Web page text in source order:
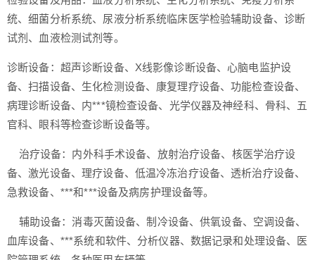
统、细菌分析系统、尿液分析系统临床医学检验辅助设备、诊断
试剂、血液检测试剂等。
诊断设备：超声诊断设备、X线影像诊断设备、心脑电监护设
备、扫描设备、生化检测设备、康复理疗设备、功能检查设备、
病理诊断设备、内***镜检查设备、光学仪器及神经科、骨科、五
官科、眼科等检查诊断设备等。
治疗设备：内外科手术设备、放射治疗设备、核医学治疗设
备、激光设备、理疗设备、低温冷冻治疗设备、透析治疗设备、
急救设备、***和***设备及病房护理设备等。
辅助设备：消毒灭菌设备、制冷设备、供氧设备、空调设备、
血库设备、***系统和软件、分析仪器、数据记录和处理设备、医